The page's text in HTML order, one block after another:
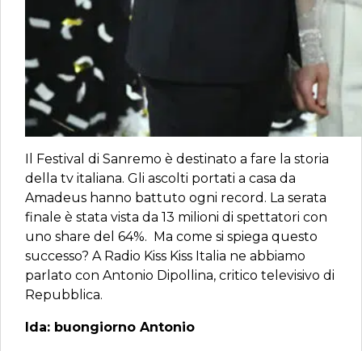
Il Festival di Sanremo è destinato a fare la storia
della tv italiana. Gli ascolti portati a casa da
Amadeus hanno battuto ogni record. La serata
finale è stata vista da 13 milioni di spettatori con
uno share del 64%. Ma come si spiega questo
successo? A Radio Kiss Kiss Italia ne abbiamo
parlato con Antonio Dipollina, critico televisivo di
Repubblica.
Ida: buongiorno Antonio